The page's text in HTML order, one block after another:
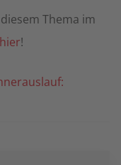
Thema im
hier!